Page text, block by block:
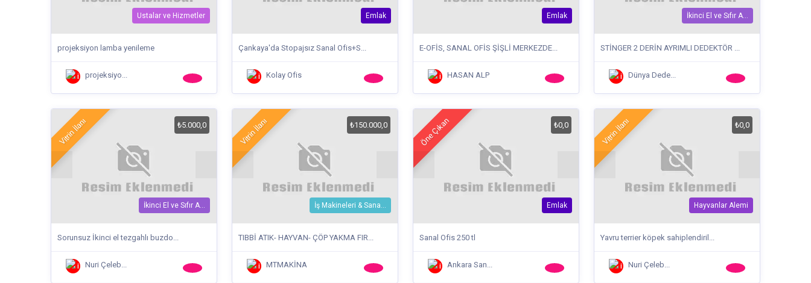
Ustalar ve Hizmetler
projeksiyon lamba yenileme
projeksiyo...
Emlak
Çankaya'da Stopajsız Sanal Ofis+S...
Kolay Ofis
Emlak
E-OFİS, SANAL OFİS ŞİŞLİ MERKEZDE...
HASAN ALP
İkinci El ve Sıfır A...
STİNGER 2 DERİN AYRIMLI DEDEKTÖR ...
Dünya Dede...
Vitrin İlanı
İkinci El ve Sıfır A...
₺5.000,0
Sorunsuz İkinci el tezgahlı buzdo...
Nuri Çeleb...
Vitrin İlanı
İş Makineleri & Sana...
₺150.000,0
TIBBİ ATIK- HAYVAN- ÇÖP YAKMA FIR...
MTMAKİNA
Öne Çıkan
Emlak
₺0,0
Sanal Ofis 250 tl
Ankara San...
Vitrin İlanı
Hayvanlar Alemi
₺0,0
Yavru terrier köpek sahiplendiril...
Nuri Çeleb...